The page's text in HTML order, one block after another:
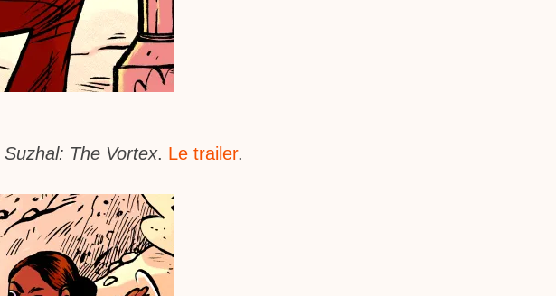
Suzhal: The Vortex. Le trailer.